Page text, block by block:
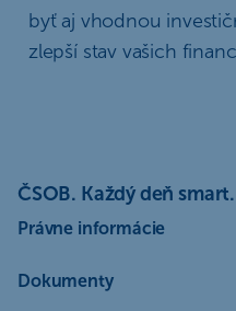
byť aj vhodnou
zlepší stav vašich
ČSOB. Každý deň smart.
Právne informácie
Dokumenty